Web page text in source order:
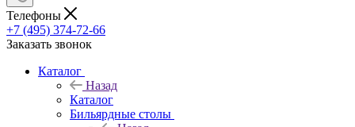
Телефоны
+7 (495) 374-72-66
Заказать звонок
Каталог
Назад
Каталог
Бильярдные столы